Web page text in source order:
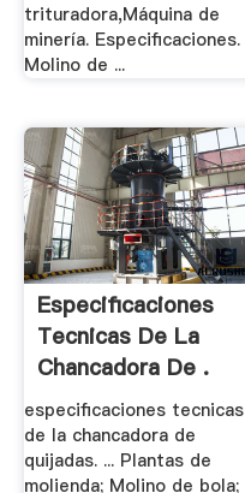
trituradora,Máquina de
minería. Especificaciones.
Molino de ...
Especificaciones
Tecnicas De La
Chancadora De .
especificaciones tecnicas
de la chancadora de
quijadas. ... Plantas de
molienda; Molino de bola;